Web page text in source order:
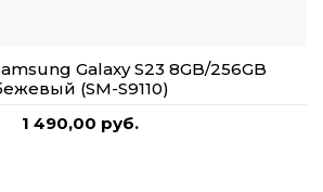
Galaxy S23 8GB/256GB
(SM-S9110)
1 490,00 руб.